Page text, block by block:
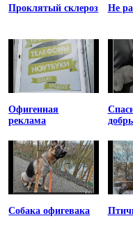
Проклятый склероз Не
Офигенная
реклама
Собака офигевака